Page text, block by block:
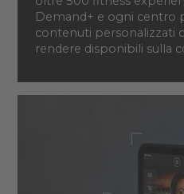
Demand+ e ogni centro
contenuti personalizzati
rendere disponibili sulla